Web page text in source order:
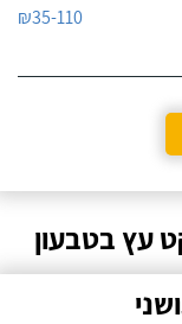
₪35-110
עץ בטבעון